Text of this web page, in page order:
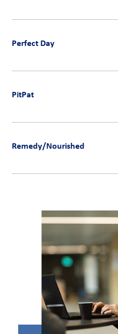
Perfect Day
PitPat
Remedy/Nourished